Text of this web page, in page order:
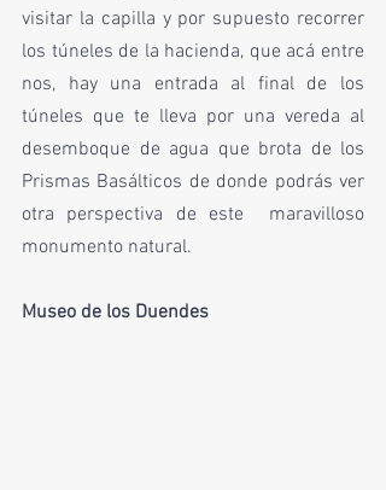
visitar la capilla y por supuesto recorrer
los túneles de la hacienda, que acá entre
nos, hay una entrada al final de los
túneles que te lleva por una vereda al
desemboque de agua que brota de los
Prismas Basálticos de donde podrás ver
otra perspectiva de este  maravilloso
monumento natural.
Museo de los Duendes